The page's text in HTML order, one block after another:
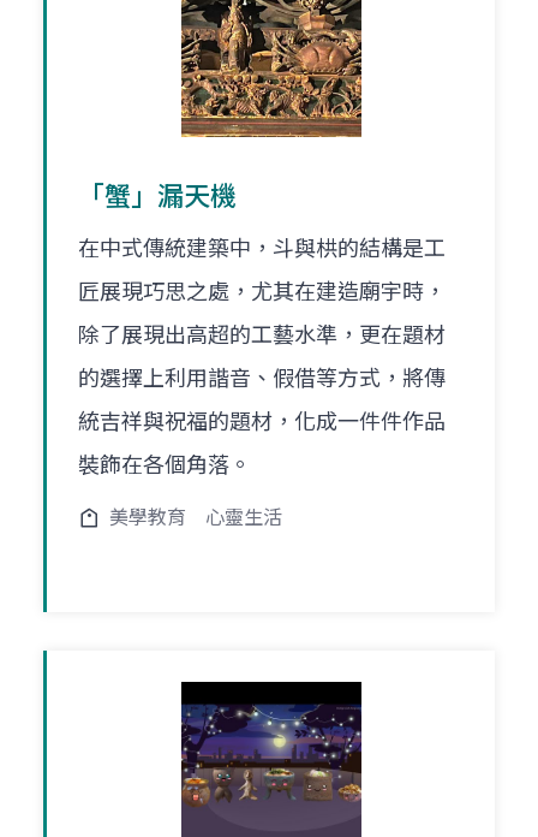
「蟹」漏天機
在中式傳統建築中，斗與栱的結構是工
匠展現巧思之處，尤其在建造廟宇時，
除了展現出高超的工藝水準，更在題材
的選擇上利用諧音、假借等方式，將傳
統吉祥與祝福的題材，化成一件件作品
裝飾在各個角落。
美學教育 心靈生活